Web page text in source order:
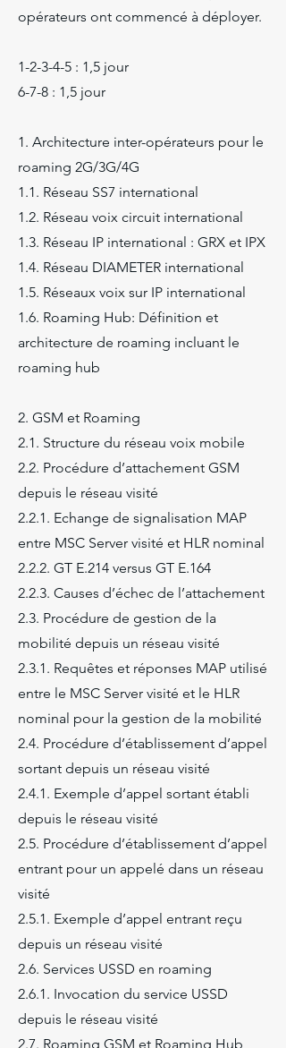
opérateurs ont commencé à déployer.
1-2-3-4-5 : 1,5 jour
6-7-8 : 1,5 jour
1. Architecture inter-opérateurs pour le
roaming 2G/3G/4G
1.1. Réseau SS7 international
1.2. Réseau voix circuit international
1.3. Réseau IP international : GRX et IPX
1.4. Réseau DIAMETER international
1.5. Réseaux voix sur IP international
1.6. Roaming Hub: Définition et
architecture de roaming incluant le
roaming hub
2. GSM et Roaming
2.1. Structure du réseau voix mobile
2.2. Procédure d’attachement GSM
depuis le réseau visité
2.2.1. Echange de signalisation MAP
entre MSC Server visité et HLR nominal
2.2.2. GT E.214 versus GT E.164
2.2.3. Causes d’échec de l’attachement
2.3. Procédure de gestion de la
mobilité depuis un réseau visité
2.3.1. Requêtes et réponses MAP utilisé
entre le MSC Server visité et le HLR
nominal pour la gestion de la mobilité
2.4. Procédure d’établissement d’appel
sortant depuis un réseau visité
2.4.1. Exemple d’appel sortant établi
depuis le réseau visité
2.5. Procédure d’établissement d’appel
entrant pour un appelé dans un réseau
visité
2.5.1. Exemple d’appel entrant reçu
depuis un réseau visité
2.6. Services USSD en roaming
2.6.1. Invocation du service USSD
depuis le réseau visité
2.7. Roaming GSM et Roaming Hub